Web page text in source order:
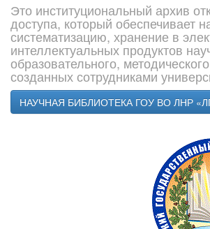
Это институциональный архив
доступа, который обеспечивает
систематизацию, хранение в
интеллектуальных продуктов
образовательного,
созданных сотрудниками
НАУЧНАЯ БИБЛИОТЕКА ГОУ ВО ЛНР